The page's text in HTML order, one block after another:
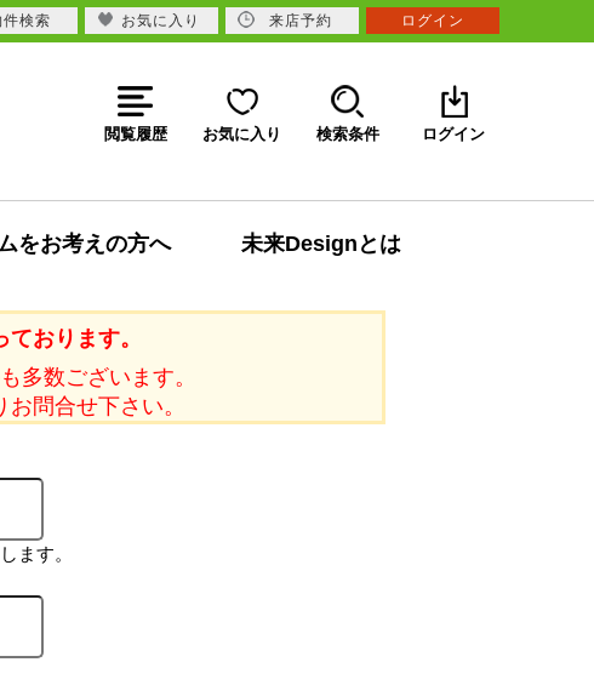
閲覧履歴 お気に入り 検索条件 ログイン
をお考えの方へ 未来Designとは
おります。
多数ございます。
問合せ下さい。
ます。
件検索 お気に入り 来店予約 ログイン